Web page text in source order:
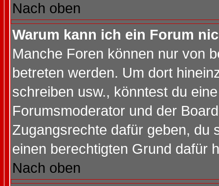
Nach oben
Warum kann ich ein Forum
Manche Foren können nur von
betreten werden. Um dort
schreiben usw., könntest du
Forumsmoderator und der
Zugangsrechte dafür geben, du
einen berechtigten Grund dafür
Nach oben